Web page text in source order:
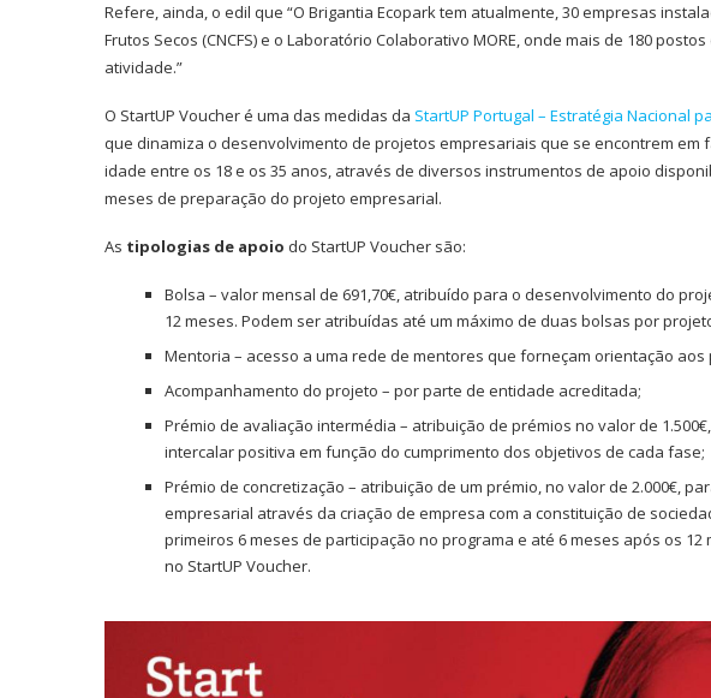
Refere, ainda, o edil que “O Brigantia Ecopark tem atualmente, 30 empresas
Frutos Secos (CNCFS) e o Laboratório Colaborativo MORE, onde mais de 180
atividade.”
O StartUP Voucher é uma das medidas da StartUP Portugal – Estratégia Nacional
que dinamiza o desenvolvimento de projetos empresariais que se encontrem em
idade entre os 18 e os 35 anos, através de diversos instrumentos de apoio
meses de preparação do projeto empresarial.
As tipologias de apoio do StartUP Voucher são:
Bolsa – valor mensal de 691,70€, atribuído para o desenvolvimento do
12 meses. Podem ser atribuídas até um máximo de duas bolsas por
Mentoria – acesso a uma rede de mentores que forneçam orientação aos
Acompanhamento do projeto – por parte de entidade acreditada;
Prémio de avaliação intermédia – atribuição de prémios no valor de
intercalar positiva em função do cumprimento dos objetivos de cada fase;
Prémio de concretização – atribuição de um prémio, no valor de 2.000€,
empresarial através da criação de empresa com a constituição de
primeiros 6 meses de participação no programa e até 6 meses após os
no StartUP Voucher.